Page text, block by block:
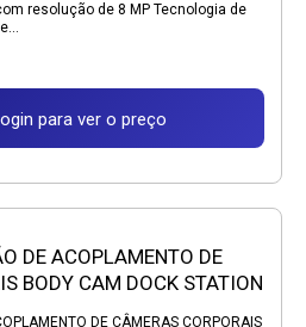
resolução de 8 MP Tecnologia de
para ver o preço
DE ACOPLAMENTO DE
BODY CAM DOCK STATION
DE CÂMERAS CORPORAIS